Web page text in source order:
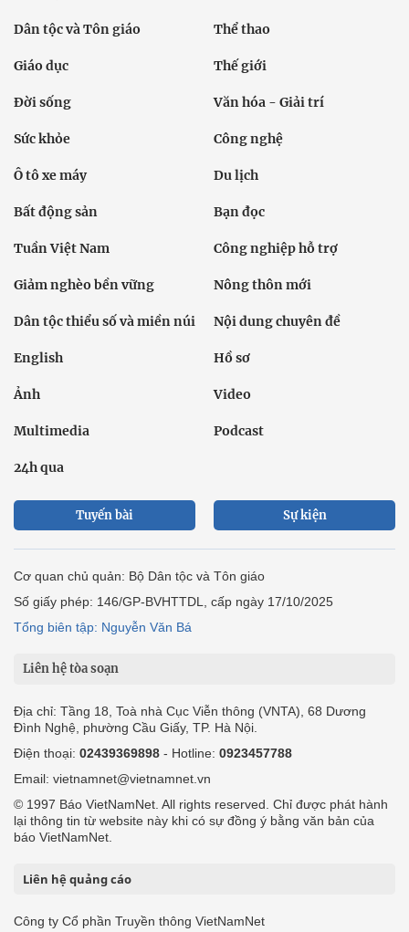
Dân tộc và Tôn giáo Thể thao
Giáo dục Thế giới
Đời sống Văn hóa - Giải trí
Sức khỏe Công nghệ
Ô tô xe máy Du lịch
Bất động sản Bạn đọc
Tuần Việt Nam Công nghiệp hỗ trợ
Giảm nghèo bền vững Nông thôn mới
Dân tộc thiểu số và miền núi Nội dung chuyên đề
English Hồ sơ
Ảnh Video
Multimedia Podcast
24h qua
Tuyến bài Sự kiện
Cơ quan chủ quản: Bộ Dân tộc và Tôn giáo
Số giấy phép: 146/GP-BVHTTDL, cấp ngày 17/10/2025
Tổng biên tập: Nguyễn Văn Bá
Liên hệ tòa soạn
Địa chỉ: Tầng 18, Toà nhà Cục Viễn thông (VNTA), 68 Dương
Đình Nghệ, phường Cầu Giấy, TP. Hà Nội.
Điện thoại: 02439369898 - Hotline: 0923457788
Email: vietnamnet@vietnamnet.vn
© 1997 Báo VietNamNet. All rights reserved. Chỉ được phát hành
lại thông tin từ website này khi có sự đồng ý bằng văn bản của
báo VietNamNet.
Liên hệ quảng cáo
Công ty Cổ phần Truyền thông VietNamNet